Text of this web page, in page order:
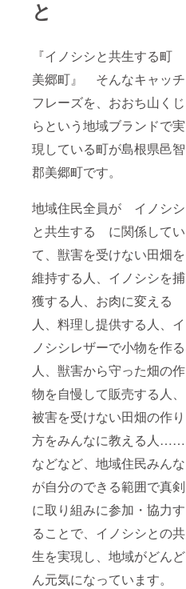
と
『イノシシと共生する町
美郷町』 そんなキャッチ
フレーズを、おおち山くじ
らという地域ブランドで実
現している町が島根県邑智
郡美郷町です。
地域住民全員が イノシシ
と共生する に関係してい
て、獣害を受けない田畑を
維持する人、イノシシを捕
獲する人、お肉に変える
人、料理し提供する人、イ
ノシシレザーで小物を作る
人、獣害から守った畑の作
物を自慢して販売する人、
被害を受けない田畑の作り
方をみんなに教える人……
などなど、地域住民みんな
が自分のできる範囲で真剣
に取り組みに参加・協力す
ることで、イノシシとの共
生を実現し、地域がどんど
ん元気になっています。